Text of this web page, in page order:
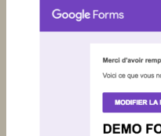
Réseaux
Education
Histoire
Ressources
Ressources
Sites
Sites
Sites